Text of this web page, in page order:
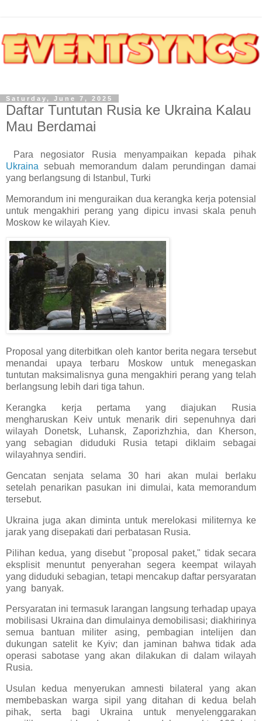
Saturday, June 7, 2025
Daftar Tuntutan Rusia ke Ukraina Kalau
Mau Berdamai
Para negosiator Rusia menyampaikan kepada pihak
Ukraina sebuah memorandum dalam perundingan damai
yang berlangsung di Istanbul, Turki
Memorandum ini menguraikan dua kerangka kerja potensial
untuk mengakhiri perang yang dipicu invasi skala penuh
Moskow ke wilayah Kiev.
Proposal yang diterbitkan oleh kantor berita negara tersebut
menandai upaya terbaru Moskow untuk menegaskan
tuntutan maksimalisnya guna mengakhiri perang yang telah
berlangsung lebih dari tiga tahun.
Kerangka kerja pertama yang diajukan Rusia
mengharuskan Keiv untuk menarik diri sepenuhnya dari
wilayah Donetsk, Luhansk, Zaporizhzhia, dan Kherson,
yang sebagian diduduki Rusia tetapi diklaim sebagai
wilayahnya sendiri.
Gencatan senjata selama 30 hari akan mulai berlaku
setelah penarikan pasukan ini dimulai, kata memorandum
tersebut.
Ukraina juga akan diminta untuk merelokasi militernya ke
jarak yang disepakati dari perbatasan Rusia.
Pilihan kedua, yang disebut "proposal paket," tidak secara
eksplisit menuntut penyerahan segera keempat wilayah
yang diduduki sebagian, tetapi mencakup daftar persyaratan
yang banyak.
Persyaratan ini termasuk larangan langsung terhadap upaya
mobilisasi Ukraina dan dimulainya demobilisasi; diakhirinya
semua bantuan militer asing, pembagian intelijen dan
dukungan satelit ke Kyiv; dan jaminan bahwa tidak ada
operasi sabotase yang akan dilakukan di dalam wilayah
Rusia.
Usulan kedua menyerukan amnesti bilateral yang akan
membebaskan warga sipil yang ditahan di kedua belah
pihak, serta bagi Ukraina untuk menyelenggarakan